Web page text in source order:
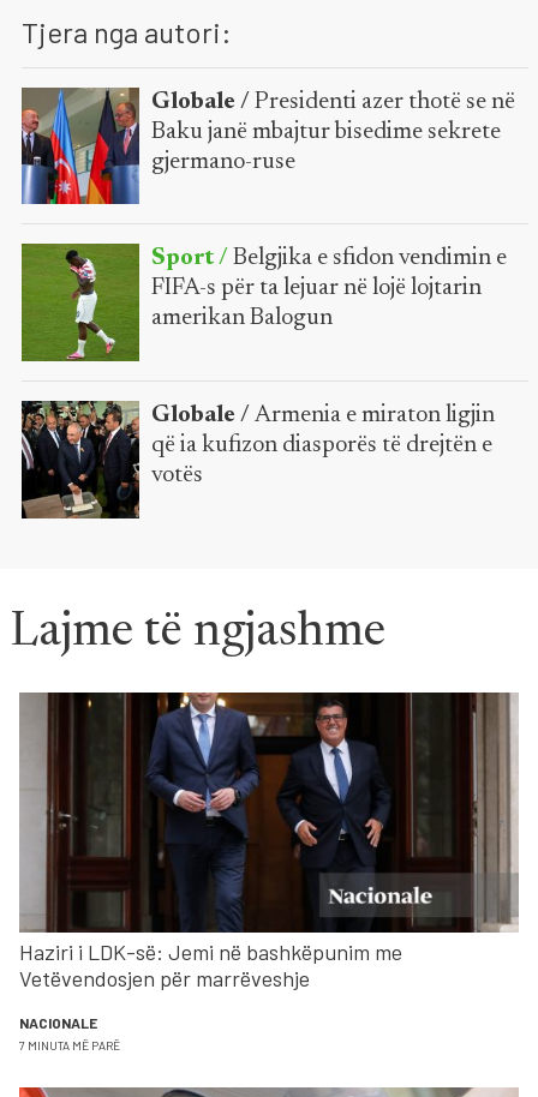
Tjera nga autori:
Globale / Presidenti azer thotë se në
Baku janë mbajtur bisedime sekrete
gjermano-ruse
Sport / Belgjika e sfidon vendimin e
FIFA-s për ta lejuar në lojë lojtarin
amerikan Balogun
Globale / Armenia e miraton ligjin
që ia kufizon diasporës të drejtën e
votës
Lajme të ngjashme
Haziri i LDK-së: Jemi në bashkëpunim me
Vetëvendosjen për marrëveshje
NACIONALE
7 MINUTA MË PARË